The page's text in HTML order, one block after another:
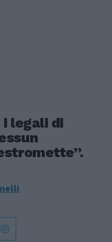
legali di